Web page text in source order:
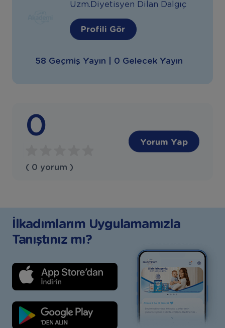
Uzm.Diyetisyen Dilan Dalgıç
Profili Gör
58 Geçmiş Yayın | 0 Gelecek Yayın
0
( 0 yorum )
Yorum Yap
İlkadımlarım Uygulamamızla
Tanıştınız mı?